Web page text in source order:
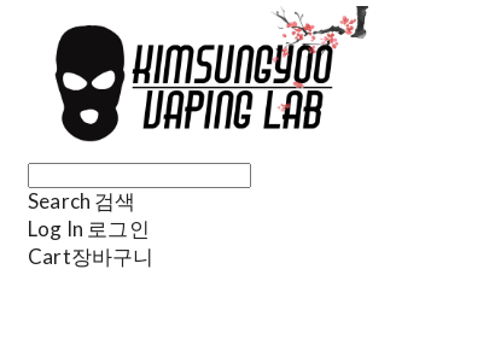
Search 검색
Log In 로그인
Cart장바구니